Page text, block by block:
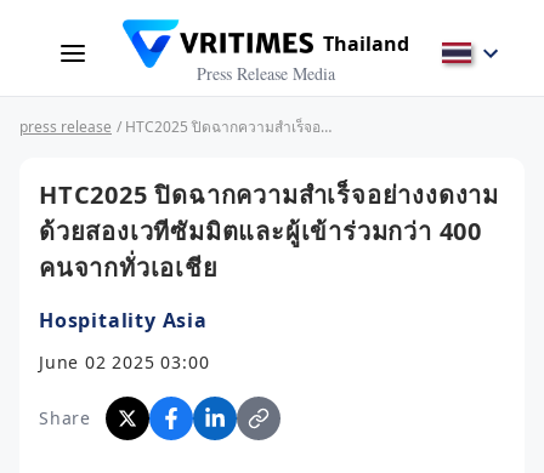
Thailand
Press Release Media
press release / HTC2025 ปิดฉากความสำเร็จอย่างงดงาม ด้วยสองเวทีซัมมิตและผู้เข้าร่วมกว่า 400 คนจากทั่วเอเชีย
HTC2025 ปิดฉากความสำเร็จอย่างงดงาม
ด้วยสองเวทีซัมมิตและผู้เข้าร่วมกว่า 400
คนจากทั่วเอเชีย
Hospitality Asia
June 02 2025 03:00
Share